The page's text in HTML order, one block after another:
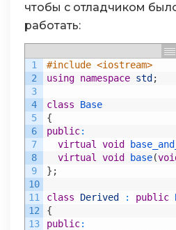
чтобы с отладчиком
работать:
1
2
3
4
5
6
7
8
9
10
11
12
13
#include <iostream>
using namespace std ;
class
Base
{
public:
virtual
void
virtual
void base(
} ;
class Derived : public
{
public: